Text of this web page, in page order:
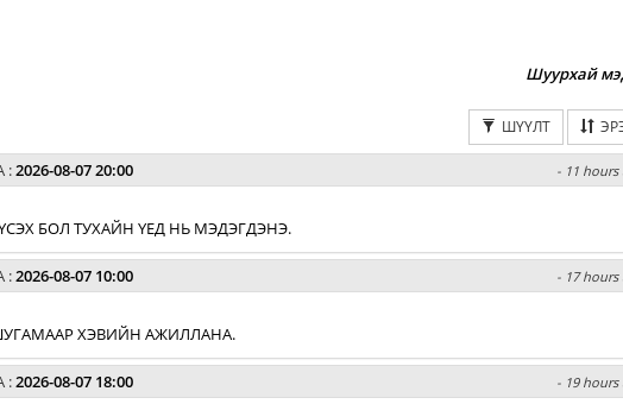
Шуурхай
ШҮҮЛТ
:2026-08-07 20:00 - 11 hours
БОЛ ТУХАЙН ҮЕД НЬ МЭДЭГДЭНЭ.
:2026-08-07 10:00 - 17 hours
ХЭВИЙН АЖИЛЛАНА.
:2026-08-07 18:00 - 19 hours